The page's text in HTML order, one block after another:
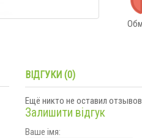
ВІДГУКИ (0)
Ещё никто не оставил
Залишити відгук
Ваше імя: